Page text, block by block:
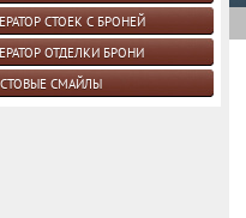
СТОЕК С БРОНЕЙ
ОТДЕЛКИ БРОНИ
СМАЙЛЫ